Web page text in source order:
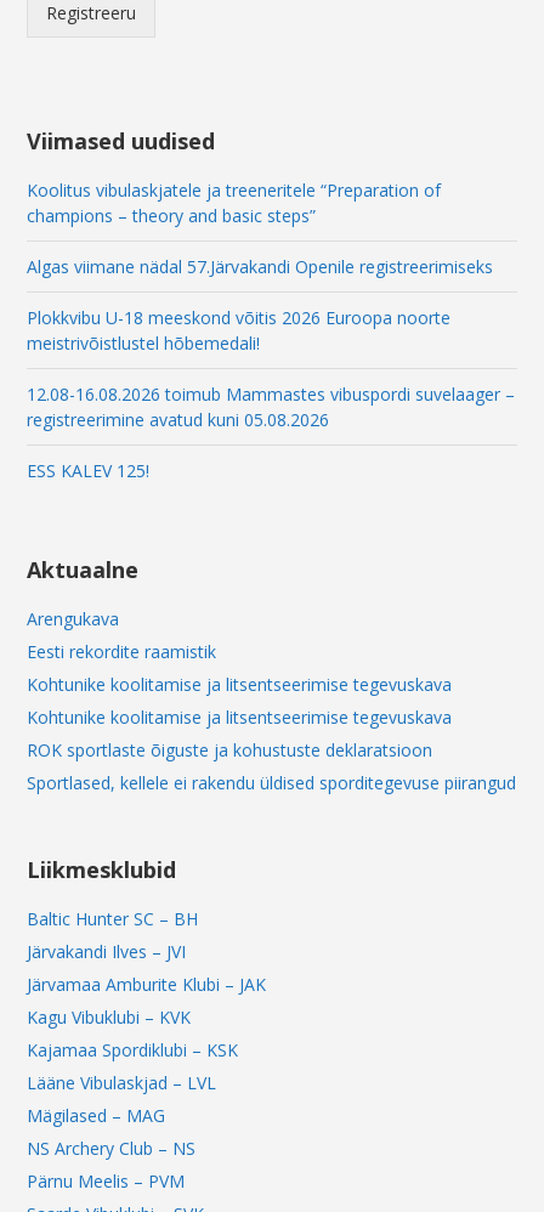
E
m
a
i
l
Registreeru
Viimased uudised
Koolitus vibulaskjatele ja treeneritele “Preparation of
champions – theory and basic steps”
Algas viimane nädal 57.Järvakandi Openile registreerimiseks
Plokkvibu U-18 meeskond võitis 2026 Euroopa noorte
meistrivõistlustel hõbemedali!
12.08-16.08.2026 toimub Mammastes vibuspordi suvelaager –
registreerimine avatud kuni 05.08.2026
ESS KALEV 125!
Aktuaalne
Arengukava
Eesti rekordite raamistik
Kohtunike koolitamise ja litsentseerimise tegevuskava
Kohtunike koolitamise ja litsentseerimise tegevuskava
ROK sportlaste õiguste ja kohustuste deklaratsioon
Sportlased, kellele ei rakendu üldised sporditegevuse piirangud
Liikmesklubid
Baltic Hunter SC – BH
Järvakandi Ilves – JVI
Järvamaa Amburite Klubi – JAK
Kagu Vibuklubi – KVK
Kajamaa Spordiklubi – KSK
Lääne Vibulaskjad – LVL
Mägilased – MAG
NS Archery Club – NS
Pärnu Meelis – PVM